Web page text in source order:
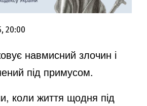
20:00
навмисний злочин і
під примусом.
коли життя щодня під